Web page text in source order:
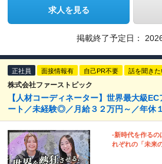
求人を見る
掲載終了予定日：
正社員 面接情報有 自己PR不要 話を聞き
株式会社ファーストピック
【人材コーディネーター】世界最大級
ート／未経験◎／月給３２万円～／年休
-新時代を作るの
れぞれの「未来